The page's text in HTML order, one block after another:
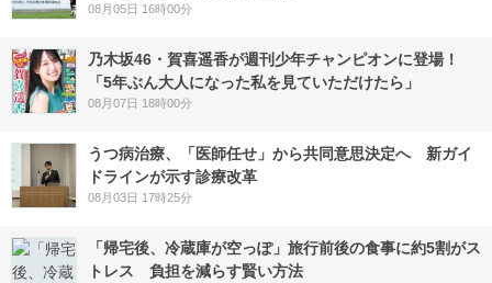
08月05日 16時00分
乃木坂46・賀喜遥香が週刊少年チャンピオンに登場！
「5年ぶん大人になった私を見ていただけたら」
08月07日 18時00分
うつ病治療、「医師任せ」から共同意思決定へ 新ガイ
ドラインが示す診療改革
08月03日 17時25分
「帰宅後、冷蔵庫が空っぽ」旅行前後の食事に約5割がス
トレス 負担を減らす賢い方法